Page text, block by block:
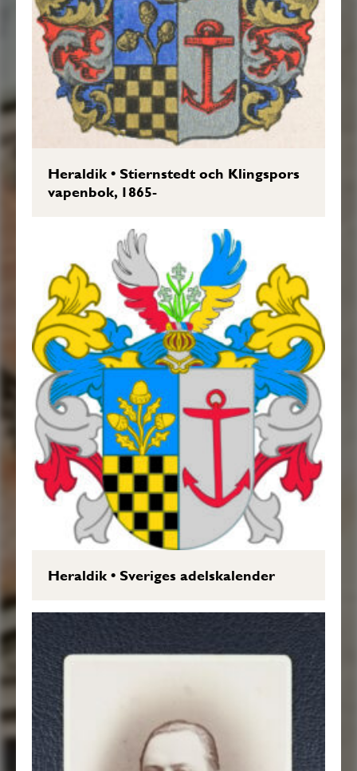
Heraldik•Stiernstedt och Klingspors
vapenbok, 1865-
Heraldik•Sveriges adelskalender